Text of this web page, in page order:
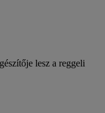
lesz a reggeli